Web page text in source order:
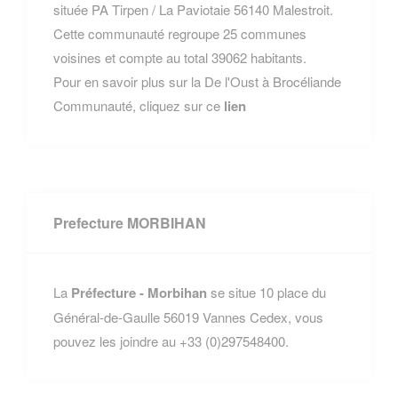
située PA Tirpen / La Paviotaie 56140 Malestroit.
Cette communauté regroupe 25 communes
voisines et compte au total 39062 habitants.
Pour en savoir plus sur la De l'Oust à Brocéliande
Communauté, cliquez sur ce lien
Prefecture MORBIHAN
La Préfecture - Morbihan se situe 10 place du
Général-de-Gaulle 56019 Vannes Cedex, vous
pouvez les joindre au +33 (0)297548400.